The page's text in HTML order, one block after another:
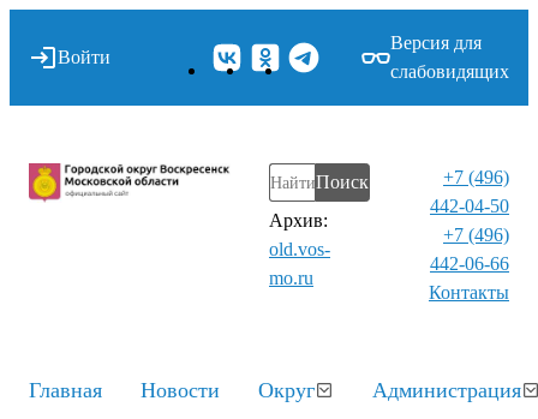
Войти
Версия для
слабовидящих
Поиск
Архив:
old.vos-
mo.ru
+7 (496)
442-04-50
+7 (496)
442-06-66
Контакты⁠
Главная Новости Округ Администрация